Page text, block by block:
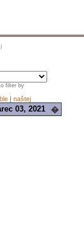
filter by
| naštej
03, 2021 �